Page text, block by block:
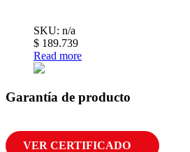
SKU: n/a
$ 189.739
Read more
Garantía de producto
VER CERTIFICADO